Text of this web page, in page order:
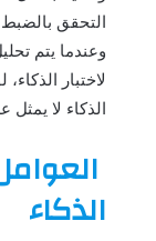
التحقق
وعندما يتم
لاختبار
الذكاء لا يمثل
الذكاء